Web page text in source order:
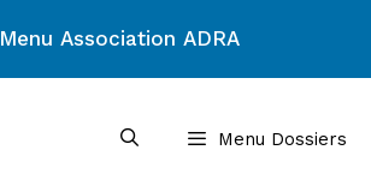
Menu Association ADRA
Menu Dossiers